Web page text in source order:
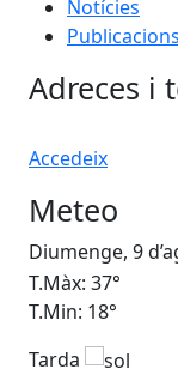
Notícies
Publicacions
Adreces i
Accedeix
Meteo
Diumenge, 9
T.Màx: 37°
T.Min: 18°
Tarda